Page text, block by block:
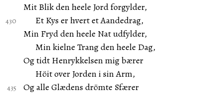
Mit Blik den heele Jord forgylder,
Et Kys er hvert et Aandedrag,
Min Fryd den heele Nat udfylder,
Min kielne Trang den heele Dag,
Og tidt Henrykkelsen mig bærer
Höit over Jorden i sin Arm,
Og alle Glædens drömte Sfærer